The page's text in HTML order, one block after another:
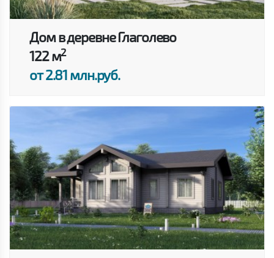
Дом в деревне Глаголево
122 м2
от 2.81 млн.руб.